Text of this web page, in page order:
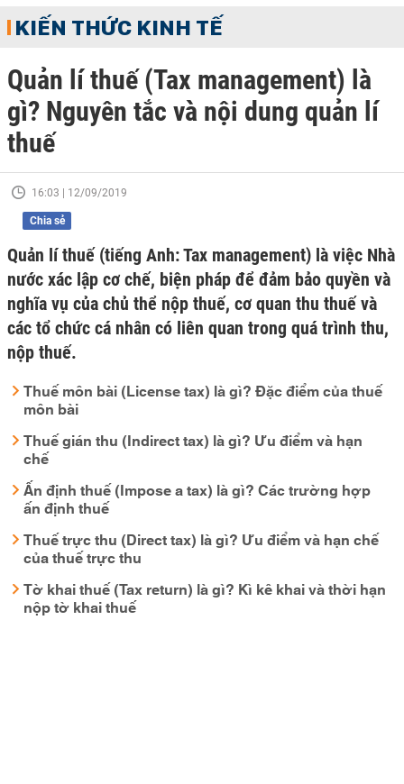
KIẾN THỨC KINH TẾ
Quản lí thuế (Tax management) là
gì? Nguyên tắc và nội dung quản lí
thuế
16:03 | 12/09/2019
Chia sẻ
Quản lí thuế (tiếng Anh: Tax management) là việc Nhà
nước xác lập cơ chế, biện pháp để đảm bảo quyền và
nghĩa vụ của chủ thể nộp thuế, cơ quan thu thuế và
các tổ chức cá nhân có liên quan trong quá trình thu,
nộp thuế.
Thuế môn bài (License tax) là gì? Đặc điểm của thuế
môn bài
Thuế gián thu (Indirect tax) là gì? Ưu điểm và hạn
chế
Ấn định thuế (Impose a tax) là gì? Các trường hợp
ấn định thuế
Thuế trực thu (Direct tax) là gì? Ưu điểm và hạn chế
của thuế trực thu
Tờ khai thuế (Tax return) là gì? Kì kê khai và thời hạn
nộp tờ khai thuế